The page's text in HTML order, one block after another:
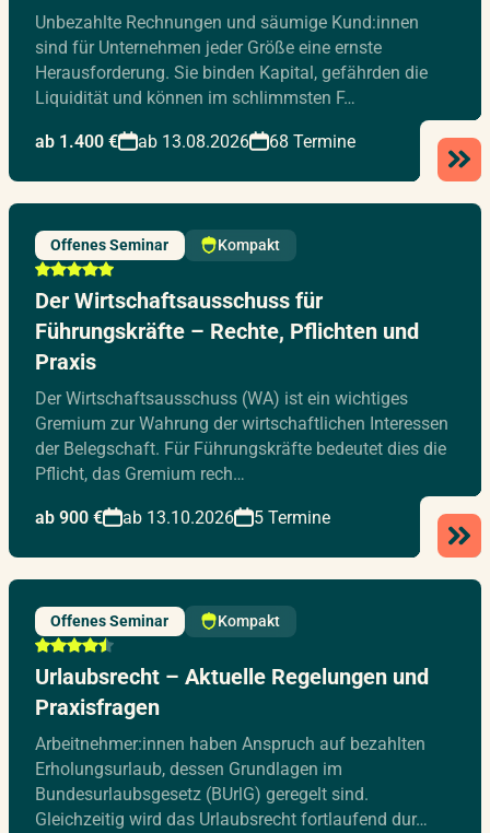
Unbezahlte Rechnungen und säumige Kund:innen
sind für Unternehmen jeder Größe eine ernste
Herausforderung. Sie binden Kapital, gefährden die
Liquidität und können im schlimmsten F…
ab 1.400 € ab 13.08.2026 68 Termine
Offenes Seminar Kompakt
Der Wirtschaftsausschuss für
Führungskräfte – Rechte, Pflichten und
Praxis
Der Wirtschaftsausschuss (WA) ist ein wichtiges
Gremium zur Wahrung der wirtschaftlichen Interessen
der Belegschaft. Für Führungskräfte bedeutet dies die
Pflicht, das Gremium rech…
ab 900 € ab 13.10.2026 5 Termine
Offenes Seminar Kompakt
Urlaubsrecht – Aktuelle Regelungen und
Praxisfragen
Arbeitnehmer:innen haben Anspruch auf bezahlten
Erholungsurlaub, dessen Grundlagen im
Bundesurlaubsgesetz (BUrlG) geregelt sind.
Gleichzeitig wird das Urlaubsrecht fortlaufend dur…